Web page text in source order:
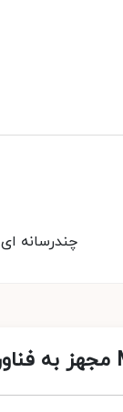
چندرسانه ای